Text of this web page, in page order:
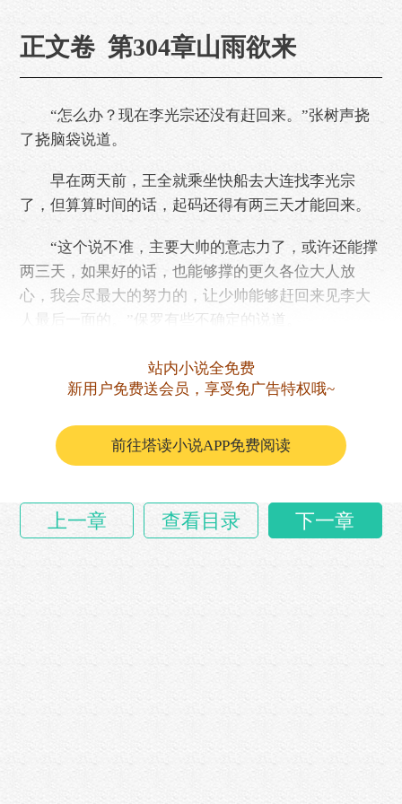
正文卷 第304章山雨欲来
“怎么办？现在李光宗还没有赶回来。”张树声挠
了挠脑袋说道。
早在两天前，王全就乘坐快船去大连找李光宗
了，但算算时间的话，起码还得有两三天才能回来。
“这个说不准，主要大帅的意志力了，或许还能撑
两三天，如果好的话，也能够撑的更久各位大人放
心，我会尽最大的努力的，让少帅能够赶回来见李大
人最后一面的。”保罗有些不确定的说道。
“嗯，那就拜托了。”……
站内小说全免费
新用户免费送会员，享受免广告特权哦~
前往塔读小说APP免费阅读
上一章 查看目录 下一章